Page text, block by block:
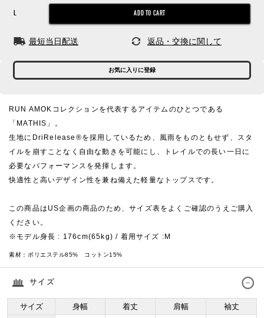
L
最短当日配送 返品・交換に関して
お気に入りに登録
RUN AMOKコレクションを代表するアイテムのひとつである
「MATHIS」。
生地にDriRelease®を採用しているため、風雨をものともせず、スタ
イルを崩すことなく自由な動きを可能にし、トレイルでの長い一日に
必要なパフォーマンスを発揮します。
快適性と高いデザイン性を兼ね備えた軽量なトップスです。
この商品はUS企画の商品のため、サイズ表をよくご確認のうえご購入
ください。
※モデル身長 : 176cm(65kg) / 着用サイズ :M
素材： ポリエステル85% コットン15%
サイズ
サイズ 身幅 着丈 肩幅
袖丈